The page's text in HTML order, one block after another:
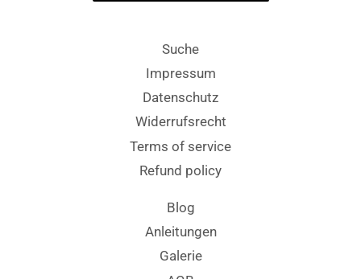
Suche
Impressum
Datenschutz
Widerrufsrecht
Terms of service
Refund policy
Blog
Anleitungen
Galerie